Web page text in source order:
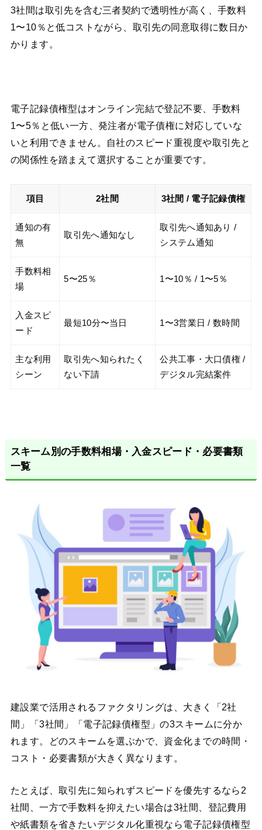
3社間は取引先を含む三者契約で透明性が高く、手数料
1〜10％と低コストながら、取引先の同意取得に数日か
かります。
電子記録債権型はオンライン完結で登記不要、手数料
1〜5％と低い一方、発注者が電子債権に対応していな
いと利用できません。自社のスピード重視度や取引先と
の関係性を踏まえて選択することが重要です。
項目 2社間 3社間 / 電子記録債権
通知の有
無
取引先へ通知なし
取引先へ通知あり /
システム通知
手数料相
場
5〜25％ 1〜10％ / 1〜5％
入金スピ
ード
最短10分〜当日 1〜3営業日 / 数時間
主な利用
シーン
取引先へ知られたく
ない下請
公共工事・大口債権 /
デジタル完結案件
スキーム別の手数料相場・入金スピード・必要書類
一覧
建設業で活用されるファクタリングは、大きく「2社
間」「3社間」「電子記録債権型」の3スキームに分か
れます。どのスキームを選ぶかで、資金化までの時間・
コスト・必要書類が大きく異なります。
たとえば、取引先に知られずスピードを優先するなら2
社間、一方で手数料を抑えたい場合は3社間、登記費用
や紙書類を省きたいデジタル化重視なら電子記録債権型